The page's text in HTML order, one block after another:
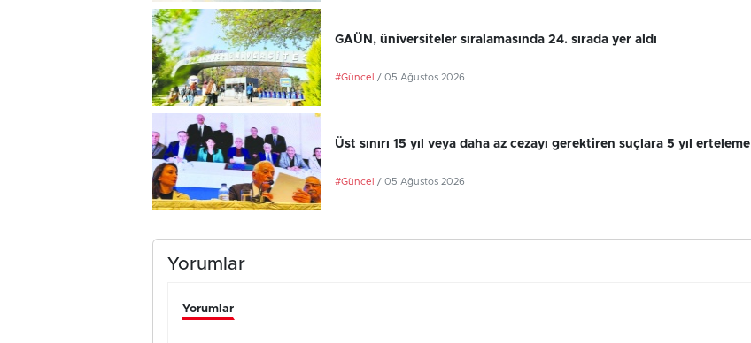
GAÜN, üniversiteler sıralamasında 24. sırada yer aldı
#Güncel / 05 Ağustos 2026
Üst sınırı 15 yıl veya daha az cezayı gerektiren suçlara 5 yıl erteleme
#Güncel / 05 Ağustos 2026
Yorumlar
Yorumlar